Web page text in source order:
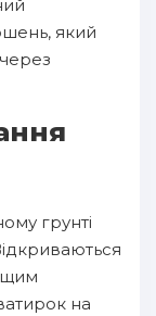
який
грунті
на